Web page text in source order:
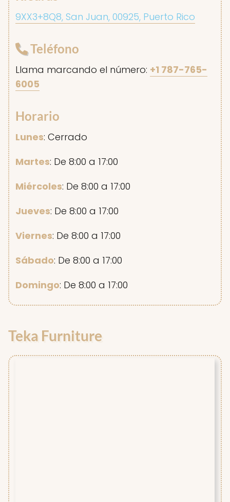
9XX3+8Q8, San Juan, 00925, Puerto Rico
Teléfono
Llama marcando el número: +1 787-765-
6005
Horario
Lunes: Cerrado
Martes: De 8:00 a 17:00
Miércoles: De 8:00 a 17:00
Jueves: De 8:00 a 17:00
Viernes: De 8:00 a 17:00
Sábado: De 8:00 a 17:00
Domingo: De 8:00 a 17:00
Teka Furniture